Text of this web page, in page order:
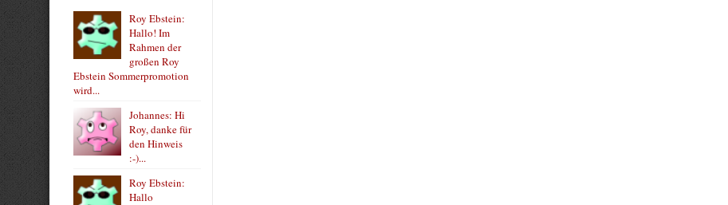
Roy Ebstein:
Hallo! Im
Rahmen der
großen Roy
Ebstein Sommerpromotion
wird...
Johannes: Hi
Roy, danke für
den Hinweis
:-)...
Roy Ebstein:
Hallo